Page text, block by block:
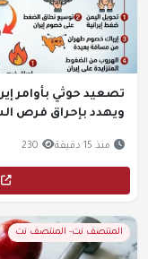
تصعيد حوثي بأوامر
ويهدد بإحراق فرص
منذ 15 دقيقة 230
المنتصف نت- المنتصف نت